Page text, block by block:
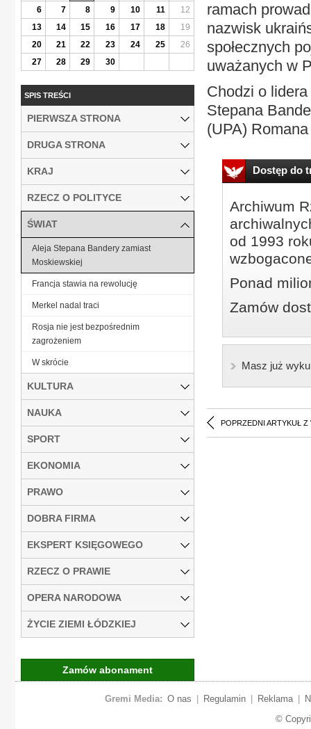
ramach
nazwisk
społecznych
uważanych w
Chodzi o
Stepana
(UPA)
Dostęp do
Archiwum
od 1993
Ponad
Zamów
Masz już
POPRZEDNI ARTYKUŁ Z
6
7 8 9 10 11
12
13
14 15 16 17 18
19
20
21 22 23 24 25
26
27
28 29 30
SPIS TREŚCI
PIERWSZA STRONA
DRUGA STRONA
KRAJ
RZECZ O POLITYCE
ŚWIAT
Aleja Stepana Bandery zamiast
Moskiewskiej
Francja stawia na rewolucję
Merkel nadal traci
Rosja nie jest bezpośrednim
zagrożeniem
W skrócie
KULTURA
NAUKA
SPORT
EKONOMIA
PRAWO
DOBRA FIRMA
EKSPERT KSIĘGOWEGO
RZECZ O PRAWIE
OPERA NARODOWA
ŻYCIE ZIEMI ŁÓDZKIEJ
Zamów abonament
Gremi Media: O nas Regulamin Reklama
©